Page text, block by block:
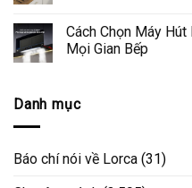
Cách Chọn Máy
Mọi Gian Bếp
Danh mục
Báo chí nói về Lorca (31)